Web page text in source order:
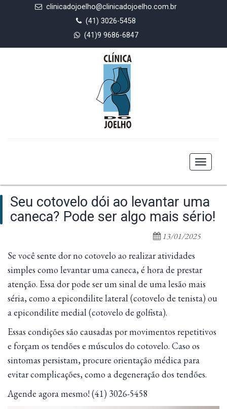
clinicadojoelho@clinicadojoelho.com.br
(41) 3026-5458
(41)9 9686-6847
Toggle
Seu cotovelo dói ao levantar uma
caneca? Pode ser algo mais sério!
13/01/2025
Se você sente dor no cotovelo ao realizar atividades
simples como levantar uma caneca, é hora de prestar
atenção. Essa dor pode ser um sinal de uma lesão mais
séria, como a epicondilite lateral (cotovelo de tenista) ou
a epicondilite medial (cotovelo de golfista).
Essas condições são causadas por movimentos repetitivos
e forçam os tendões e músculos do cotovelo. Caso os
sintomas persistam, procure orientação médica para
evitar complicações, como a degeneração dos tendões.
Agende agora mesmo! (41) 3026-5458